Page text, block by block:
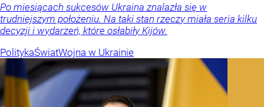
Po miesiącach sukcesów Ukraina znalazła się w
trudniejszym położeniu. Na taki stan rzeczy miała seria kilku
decyzji i wydarzeń, które osłabiły Kijów.
PolitykaŚwiatWojna w Ukrainie